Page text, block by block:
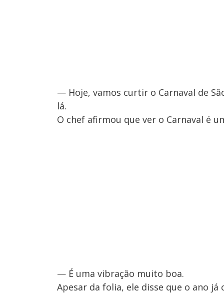
— Hoje, vamos curtir o Carnaval de
lá.
O chef afirmou que ver o Carnaval é
— É uma vibração muito boa.
Apesar da folia, ele disse que o ano